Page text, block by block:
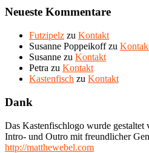
Neueste Kommentare
Futzipelz zu Kontakt
Susanne Poppeikoffzu
Susanne zu Kontakt
Petra zu Kontakt
Kastenfisch zu Kontakt
Dank
Das Kastenfischlogo wurde gestaltet
Intro- und Outro mit freundlicher
http://matthewebel.com